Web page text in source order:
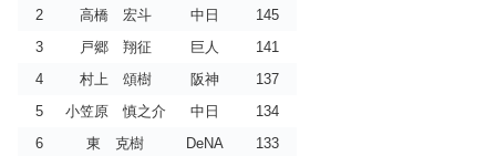
2
高橋 宏斗 中日
145
3
戸郷 翔征 巨人
141
4
村上 頌樹 阪神
137
5
小笠原 慎之介 中日
134
6
東 克樹 DeNA
133